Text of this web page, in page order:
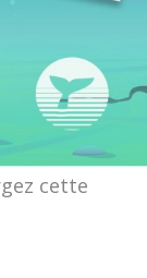
cette